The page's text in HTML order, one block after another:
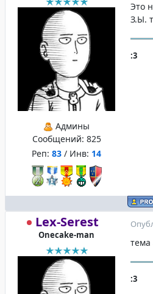
Админы
Сообщений: 825
Реп: 83 / Инв: 14
Это
З.Ы.
:3
Lex-Serest
Onecake-man
тема
:3